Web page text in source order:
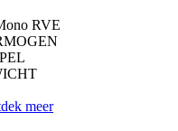
RVE
meer